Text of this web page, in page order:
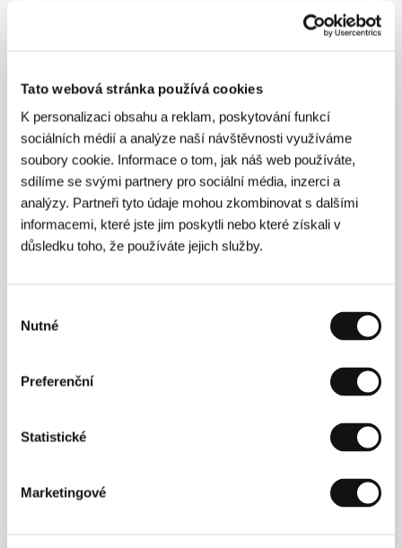
Tato webová stránka používá cookies
K personalizaci obsahu a reklam, poskytování funkcí
sociálních médií a analýze naší návštěvnosti využíváme
soubory cookie. Informace o tom, jak náš web používáte,
sdílíme se svými partnery pro sociální média, inzerci a
analýzy. Partneři tyto údaje mohou zkombinovat s dalšími
informacemi, které jste jim poskytli nebo které získali v
důsledku toho, že používáte jejich služby.
souhlasu
Nutné
Preferenční
Statistické
Marketingové
doplňuje tak výběr Hlavní soutěže. V sekci jsou
Nesoutěžní sekce
Zvláštní uvedení
Exkluzivní premiéry a předpremiéry vybraných
zahraničních a českých titulů.
Horizonty
Filmy s nekonvenčním přístupem k naraci i stylu,
Future Frames
Deset mladých evropských režisérů nastupující
Program vzniká ve spolupráci s European Film
Výběr nejnovějších titulů vycházejících z tradice